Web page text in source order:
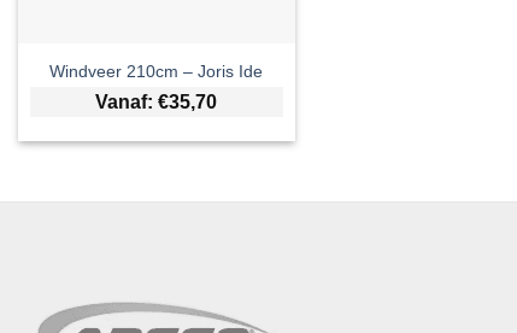
Windveer 210cm – Joris Ide
Vanaf:€35,70